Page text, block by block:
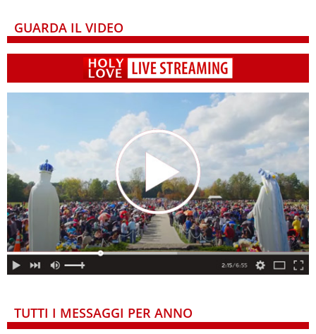
GUARDA IL VIDEO
TUTTI I MESSAGGI PER ANNO